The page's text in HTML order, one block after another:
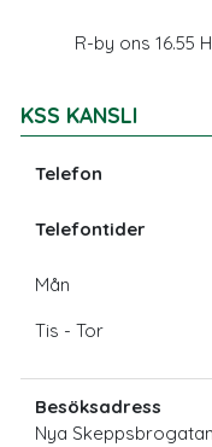
R-by ons 16.55
KSS KANSLI
Telefon
Telefontider
Mån
Tis - Tor
Besöksadress
Nya